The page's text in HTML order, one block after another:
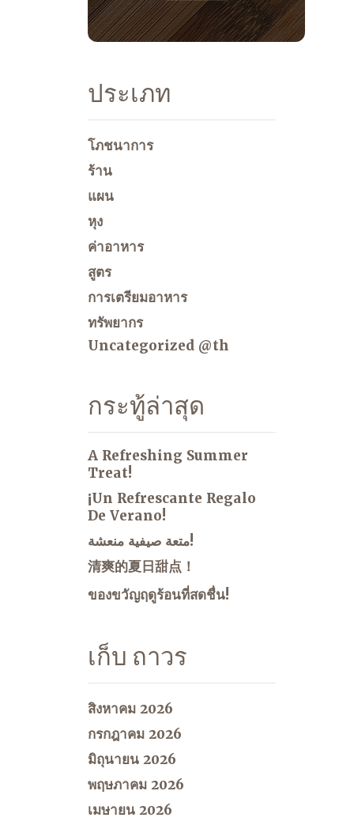
ประเภท
โภชนาการ
ร้าน
แผน
หุง
ค่าอาหาร
สูตร
การเตรียมอาหาร
ทรัพยากร
Uncategorized @th
กระทู้ล่าสุด
A Refreshing Summer
Treat!
¡Un Refrescante Regalo
De Verano!
متعة صيفية منعشة!
清爽的夏日甜点！
ของขวัญฤดูร้อนที่สดชื่น!
เก็บ ถาวร
สิงหาคม 2026
กรกฎาคม 2026
มิถุนายน 2026
พฤษภาคม 2026
เมษายน 2026